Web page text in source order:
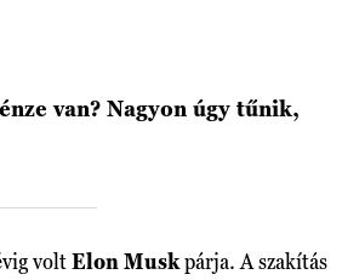
van? Nagyon úgy tűnik,
voltElon Muskpárja. A szakítás